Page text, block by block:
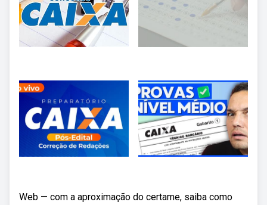
Web — com a aproximação do certame, saiba como